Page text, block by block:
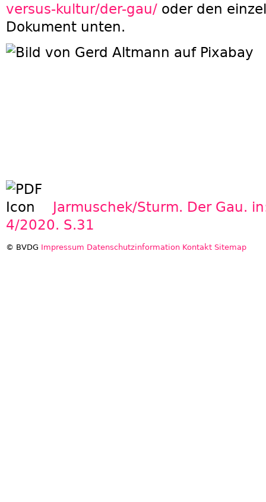
versus-kultur/der-gau/ oder den
Dokument unten.
Jarmuschek/Sturm. Der Gau.
4/2020. S.31
© BVDG Impressum Datenschutzinformation Kontakt Sitemap